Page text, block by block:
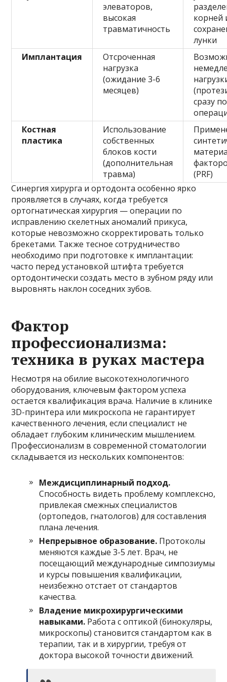
элеваторов,
высокая
травматичность
корней
лунки
Имплантация
Отсроченная
нагрузка
(ожидание 3-6
месяцев)
сразу
Костная
пластика
Использование
собственных
блоков кости
(дополнительная
травма)
(PRF)
Синергия хирурга и ортодонта особенно ярко
проявляется в случаях, когда требуется
ортогнатическая хирургия — операции по
исправлению скелетных аномалий прикуса,
которые невозможно скорректировать только
брекетами. Также тесное сотрудничество
необходимо при подготовке к имплантации:
часто перед установкой штифта требуется
ортодонтически создать место в зубном ряду или
выровнять наклон соседних зубов.
Фактор
профессионализма:
техника в руках мастера
Несмотря на обилие высокотехнологичного
оборудования, ключевым фактором успеха
остается квалификация врача. Наличие в клинике
3D-принтера или микроскопа не гарантирует
качественного лечения, если специалист не
обладает глубоким клиническим мышлением.
Профессионализм в современной стоматологии
складывается из нескольких компонентов:
Междисциплинарный подход.
Способность видеть проблему комплексно,
привлекая смежных специалистов
(ортопедов, гнатологов) для составления
плана лечения.
Непрерывное образование. Протоколы
меняются каждые 3-5 лет. Врач, не
посещающий международные симпозиумы
и курсы повышения квалификации,
неизбежно отстает от стандартов
качества.
Владение микрохирургическими
навыками. Работа с оптикой (бинокуляры,
микроскопы) становится стандартом как в
терапии, так и в хирургии, требуя от
доктора высокой точности движений.